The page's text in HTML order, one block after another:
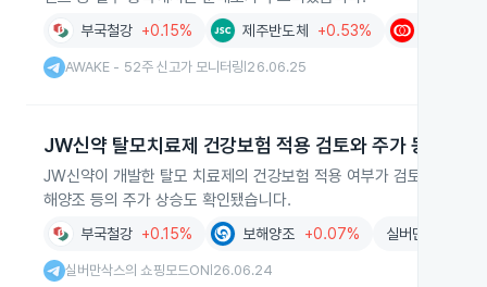
부국철강 +0.15% 제주반도체 +0.53%
AWAKE - 52주 신고가 모니터링 26.06.25
JW신약 탈모치료제 건강보험 적용 검토와 주가 동반 상승
JW신약이 개발한 탈모 치료제의 건강보험 적용 여부가 검토되면서
해양조 등의 주가 상승도 확인됐습니다.
부국철강 +0.15% 보해양조 +0.07% 실버만삭스의
실버만삭스의 쇼핑모드ON 26.06.24